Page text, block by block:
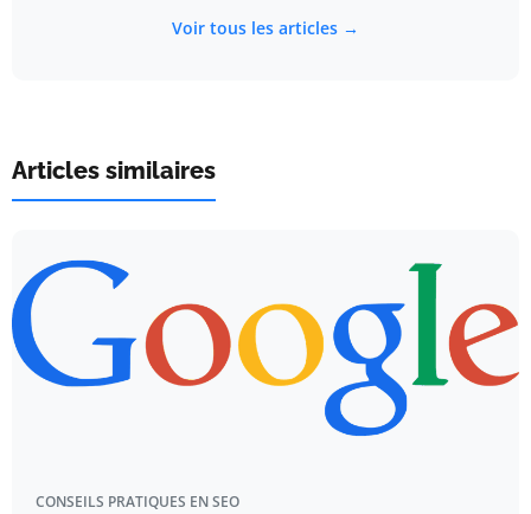
Voir tous les articles →
Articles similaires
CONSEILS PRATIQUES EN SEO